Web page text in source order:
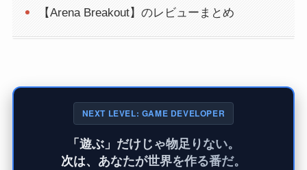
【Arena Breakout】のレビューまとめ
NEXT LEVEL: GAME DEVELOPER
「遊ぶ」だけじゃ物足りない。
次は、あなたが世界を作る番だ。